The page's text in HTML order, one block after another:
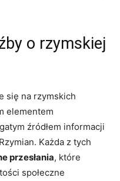
o rzymskiej
się na rzymskich
elementem
źródłem informacji
Każda z tych
przesłania, które
społeczne